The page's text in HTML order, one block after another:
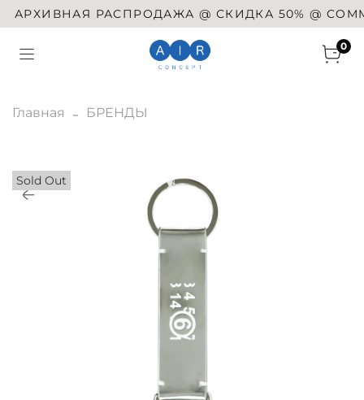
АРХИВНАЯ РАСПРОДАЖА @ СКИДКА 50% @ COMME
0
Главная БРЕНДЫ
Sold Out